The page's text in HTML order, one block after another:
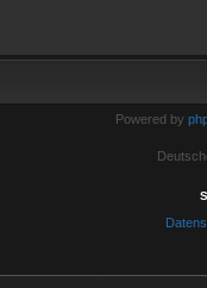
Powered by